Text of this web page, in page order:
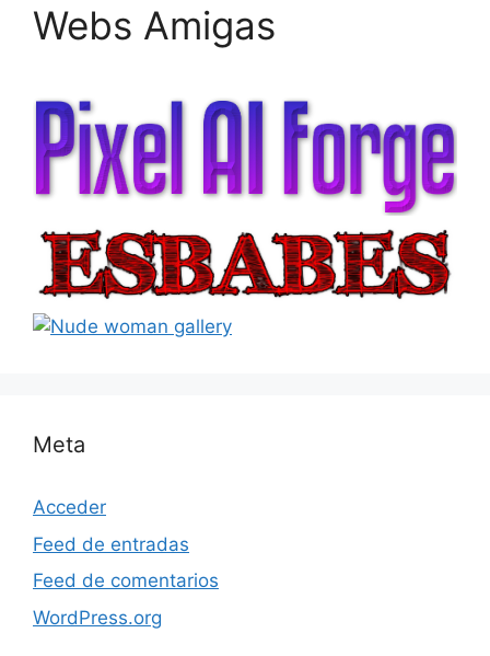
Webs Amigas
Meta
Acceder
Feed de entradas
Feed de comentarios
WordPress.org